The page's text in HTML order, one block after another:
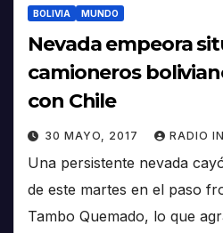
BOLIVIA MUNDO
Nevada empeora
camioneros
con Chile
30 MAYO, 2017 RADIO
Una persistente nevada
de este martes en el paso
Tambo Quemado, lo que